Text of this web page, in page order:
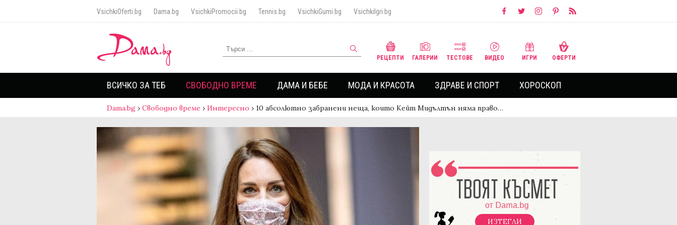
VsichkiOferti.bg Dama.bg VsichkiPromocii.bg Tennis.bg VsichkiGumi.bg VsichkiIgri.bg
РЕЦЕПТИ ГАЛЕРИИ ТЕСТОВЕ ВИДЕО ИГРИ ОФЕРТИ
ВСИЧКО ЗА ТЕБ СВОБОДНО ВРЕМЕ ДАМА И БЕБЕ МОДА И КРАСОТА ЗДРАВЕ И СПОРТ ХОРОСКОП
Dama.bg › Свободно време › Интересно › 10 абсолютно забранени неща, които Кейт Мидълтън няма право…
ИЗТЕГЛИ